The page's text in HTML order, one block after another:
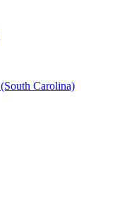
Carolina)